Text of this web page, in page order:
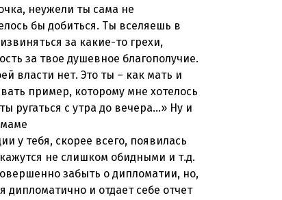
неужели ты сама не
бы добиться. Ты вселяешь в
за какие-то грехи,
за твое душевное благополучие.
власти нет. Это ты – как мать и
пример, которому мне хотелось
ругаться с утра до вечера…» Ну и
у тебя, скорее всего, появилась
не слишком обидными и т.д.
забыть о дипломатии, но,
дипломатично и отдает себе отчет